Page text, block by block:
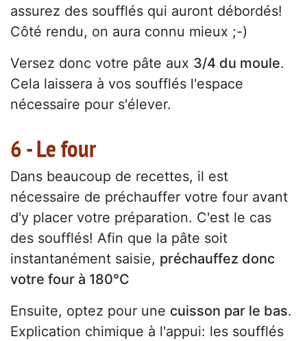
assurez des soufflés qui auront débordés!
Côté rendu, on aura connu mieux ;-)
Versez donc votre pâte aux 3/4 du moule.
Cela laissera à vos soufflés l'espace
nécessaire pour s'élever.
6 - Le four
Dans beaucoup de recettes, il est
nécessaire de préchauffer votre four avant
d'y placer votre préparation. C'est le cas
des soufflés! Afin que la pâte soit
instantanément saisie, préchauffez donc
votre four à 180°C
Ensuite, optez pour une cuisson par le bas.
Explication chimique à l'appui: les soufflés